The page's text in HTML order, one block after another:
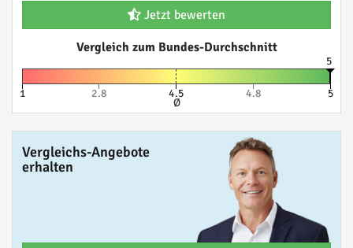
Jetzt bewerten
Vergleich zum Bundes-Durchschnitt
5
1 2.8 4.5
Ø
4.8 5
Vergleichs-Angebote
erhalten